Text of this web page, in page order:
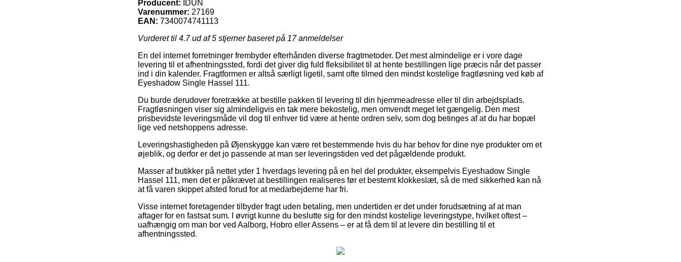
Producent:
IDUN
Varenummer: 27169
EAN: 7340074741113
Vurderet til 4.7ud af 5 stjerner baseret på 17anmeldelser
En del internet forretninger frembyder efterhånden diverse fragtmetoder. Det mest almindelige er i vore dage
levering til et afhentningssted, fordi det giver dig fuld fleksibilitet til at hente bestillingen lige præcis når det passer
ind i din kalender. Fragtformen er altså særligt ligetil, samt ofte tilmed den mindst kostelige fragtløsning ved køb af
Eyeshadow Single Hassel 111.
Du burde derudover foretrække at bestille pakken til levering til din hjemmeadresse eller til din arbejdsplads.
Fragtløsningen viser sig almindeligvis en tak mere bekostelig, men omvendt meget let gængelig. Den mest
prisbevidste leveringsmåde vil dog til enhver tid være at hente ordren selv, som dog betinges af at du har bopæl
lige ved netshoppens adresse.
Leveringshastigheden på Øjenskygge kan være ret bestemmende hvis du har behov for dine nye produkter om et
øjeblik, og derfor er det jo passende at man ser leveringstiden ved det pågældende produkt.
Masser af butikker på nettet yder 1 hverdags levering på en hel del produkter, eksempelvis Eyeshadow Single
Hassel 111, men det er påkrævet at bestillingen realiseres før et bestemt klokkeslæt, så de med sikkerhed kan nå
at få varen skippet afsted forud for at medarbejderne har fri.
Visse internet foretagender tilbyder fragt uden betaling, men undertiden er det under forudsætning af at man
aftager for en fastsat sum. I øvrigt kunne du beslutte sig for den mindst kostelige leveringstype, hvilket oftest –
uafhængig om man bor ved Aalborg, Hobro eller Assens – er at få dem til at levere din bestilling til et
afhentningssted.